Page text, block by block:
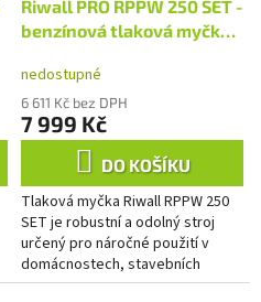
Riwall PRO RPPW 250 SET -
benzínová tlaková myčka
nedostupné
6 611 Kč bez DPH
7 999 Kč
DO KOŠÍKU
Tlaková myčka Riwall RPPW 250
SET je robustní a odolný stroj
určený pro náročné použití v
domácnostech, stavebních
firmách, zemědělských